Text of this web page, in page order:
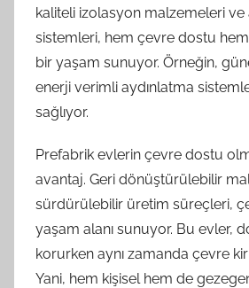
kaliteli izolasyon malzemeleri ve
sistemleri, hem çevre dostu
bir yaşam sunuyor. Örneğin,
enerji verimli aydınlatma
sağlıyor.
Prefabrik evlerin çevre dostu
avantaj. Geri dönüştürülebilir
sürdürülebilir üretim süreçleri,
yaşam alanı sunuyor. Bu evler,
korurken aynı zamanda çevre
Yani, hem kişisel hem de